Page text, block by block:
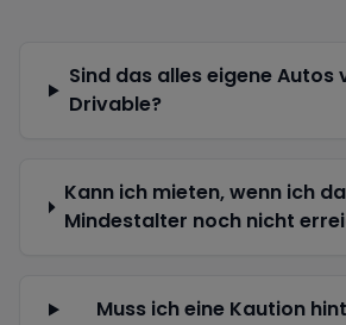
Sind das alles eigene Autos
Drivable?
Kann ich mieten, wenn ich
Mindestalter noch nicht
Muss ich eine Kaution